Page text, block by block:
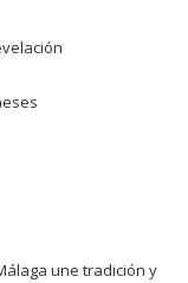
une tradición y